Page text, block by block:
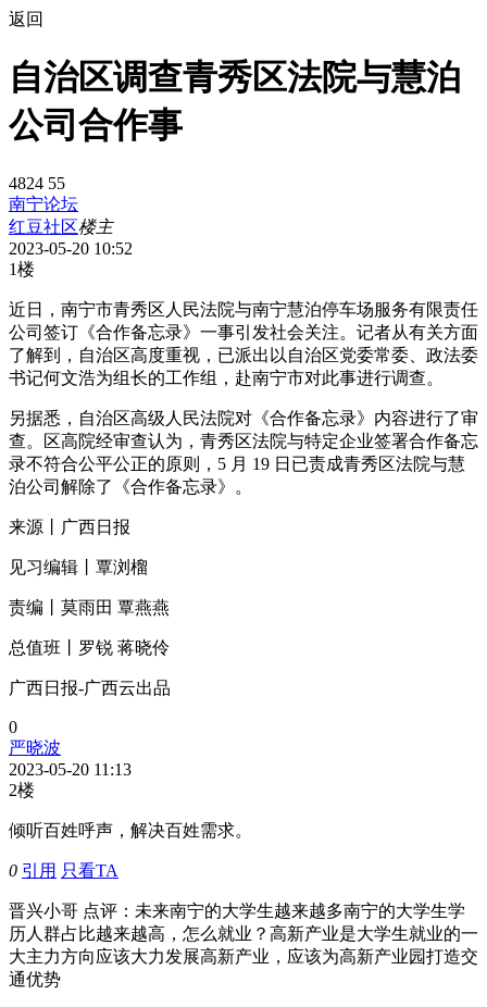
返回
自治区调查青秀区法院与慧泊
公司合作事
4824 55
南宁论坛
红豆社区楼主
2023-05-20 10:52
1楼
近日，南宁市青秀区人民法院与南宁慧泊停车场服务有限责任
公司签订《合作备忘录》一事引发社会关注。记者从有关方面
了解到，自治区高度重视，已派出以自治区党委常委、政法委
书记何文浩为组长的工作组，赴南宁市对此事进行调查。
另据悉，自治区高级人民法院对《合作备忘录》内容进行了审
查。区高院经审查认为，青秀区法院与特定企业签署合作备忘
录不符合公平公正的原则，5 月 19 日已责成青秀区法院与慧
泊公司解除了《合作备忘录》。
来源丨广西日报
见习编辑丨覃浏榴
责编丨莫雨田 覃燕燕
总值班丨罗锐 蒋晓伶
广西日报-广西云出品
0
严晓波
2023-05-20 11:13
2楼
倾听百姓呼声，解决百姓需求。
0 引用 只看TA
晋兴小哥 点评 ：未来南宁的大学生越来越多南宁的大学生学
历人群占比越来越高，怎么就业？高新产业是大学生就业的一
大主力方向应该大力发展高新产业，应该为高新产业园打造交
通优势